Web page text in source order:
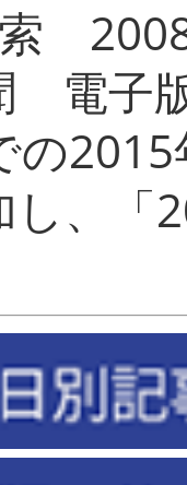
電子
の
し、「